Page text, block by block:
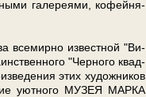
га­ле­ре­я­ми, ко­фей­ня­
все­мир­но из­вест­ной "Ви­
"Чер­но­го квад­
этих ху­дож­ни­ков
уют­но­го МУЗЕЯ МАРКА